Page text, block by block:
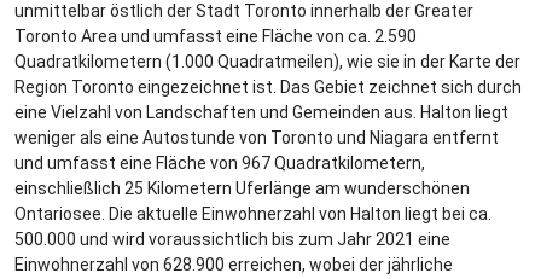
unmittelbar östlich der Stadt Toronto innerhalb der Greater
Toronto Area und umfasst eine Fläche von ca. 2.590
Quadratkilometern (1.000 Quadratmeilen), wie sie in der Karte der
Region Toronto eingezeichnet ist. Das Gebiet zeichnet sich durch
eine Vielzahl von Landschaften und Gemeinden aus. Halton liegt
weniger als eine Autostunde von Toronto und Niagara entfernt
und umfasst eine Fläche von 967 Quadratkilometern,
einschließlich 25 Kilometern Uferlänge am wunderschönen
Ontariosee. Die aktuelle Einwohnerzahl von Halton liegt bei ca.
500.000 und wird voraussichtlich bis zum Jahr 2021 eine
Einwohnerzahl von 628.900 erreichen, wobei der jährliche